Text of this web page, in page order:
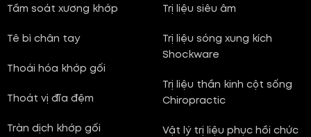
Tầm soát xương khớp
Tê bì chân tay
Thoái hóa khớp gối
Thoát vị đĩa đệm
Tràn dịch khớp gối
Trị liệu siêu âm
Trị liệu sóng xung kích
Shockware
Trị liệu thần kinh cột sống
Chiropractic
Vật lý trị liệu phục hồi chức